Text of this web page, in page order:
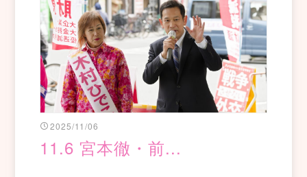
2025/11/06
11.6 宮本徹・前...